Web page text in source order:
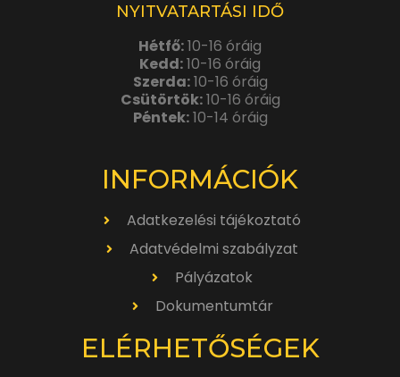
NYITVATARTÁSI IDŐ
Hétfő:10-16 óráig
Kedd:10-16 óráig
Szerda:10-16 óráig
Csütörtök:10-16 óráig
Péntek:10-14 óráig
INFORMÁCIÓK
Adatkezelési tájékoztató
Adatvédelmi szabályzat
Pályázatok
Dokumentumtár
ELÉRHETŐSÉGEK